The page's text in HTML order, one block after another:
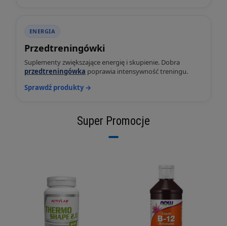
ENERGIA
Przedtreningówki
Suplementy zwiększające energię i skupienie. Dobra
przedtreningówka poprawia intensywność treningu.
Sprawdź produkty →
Super Promocje